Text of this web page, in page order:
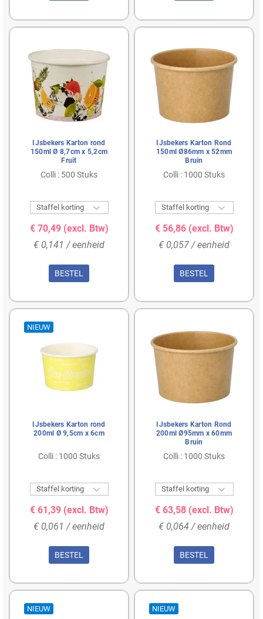
IJsbekers Karton rond
150ml Ø 8,7cm x 5,2cm
Fruit
Colli : 500 Stuks
Staffel korting 
€ 70,49 (excl. Btw)
€ 0,141 / eenheid
BESTEL
IJsbekers Karton Rond
150ml Ø86mm x 52mm
Bruin
Colli : 1000 Stuks
Staffel korting 
€ 56,86 (excl. Btw)
€ 0,057 / eenheid
BESTEL
NIEUW
IJsbekers Karton rond
200ml Ø 9,5cm x 6cm
Colli : 1000 Stuks
Staffel korting 
€ 61,39 (excl. Btw)
€ 0,061 / eenheid
BESTEL
IJsbekers Karton Rond
200ml Ø95mm x 60mm
Bruin
Colli : 1000 Stuks
Staffel korting 
€ 63,58 (excl. Btw)
€ 0,064 / eenheid
BESTEL
NIEUW NIEUW